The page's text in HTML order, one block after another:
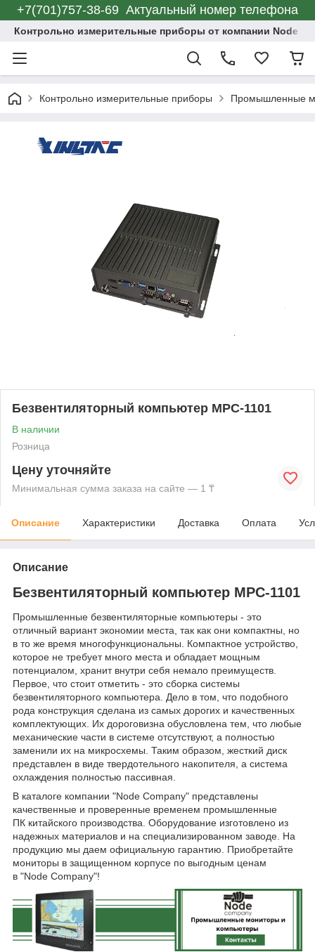
+7(701)757-38-69 Актуальный номер телефона
Контрольно измерительные приборы от компании Node
Контрольно измерительные приборы Промышленные
Безвентиляторный компьютер MPC-1101
В наличии
Розница
Цену уточняйте
Минимальная сумма заказа на сайте — 1 ₸
Описание Характеристики Доставка Оплата
Описание
Безвентиляторный компьютер MPC-1101
Промышленные безвентиляторные компьютеры - это
отличный вариант экономии места, так как они компактны, но
в то же время многофункциональны. Компактное устройство,
которое не требует много места и обладает мощным
потенциалом, хранит внутри себя немало преимуществ.
Первое, что стоит отметить - это сборка системы
безвентиляторного компьютера. Дело в том, что подобного
рода конструкция сделана из самых дорогих и качественных
комплектующих. Их дороговизна обусловлена тем, что любые
механические части в системе отсутствуют, а полностью
заменили их на микросхемы. Таким образом, жесткий диск
представлен в виде твердотельного накопителя, а система
охлаждения полностью пассивная.
В каталоге компании "Node Company" представлены
качественные и проверенные временем промышленные
ПК китайского производства. Оборудование изготовлено из
надежных материалов и на специализированном заводе. На
продукцию мы даем официальную гарантию. Приобретайте
мониторы в защищенном корпусе по выгодным ценам
в "Node Company"!